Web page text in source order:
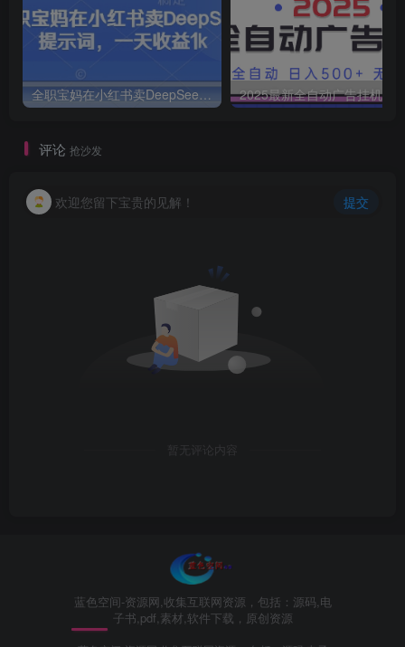
全职宝妈在小红书卖DeepSeek提示词，一天收益1k
评论 抢沙发
欢迎您留下宝贵的见解！ 提交
暂无评论内容
蓝色空间-资源网,收集互联网资源，包括：源码,电
子书,pdf,素材,软件下载，原创资源